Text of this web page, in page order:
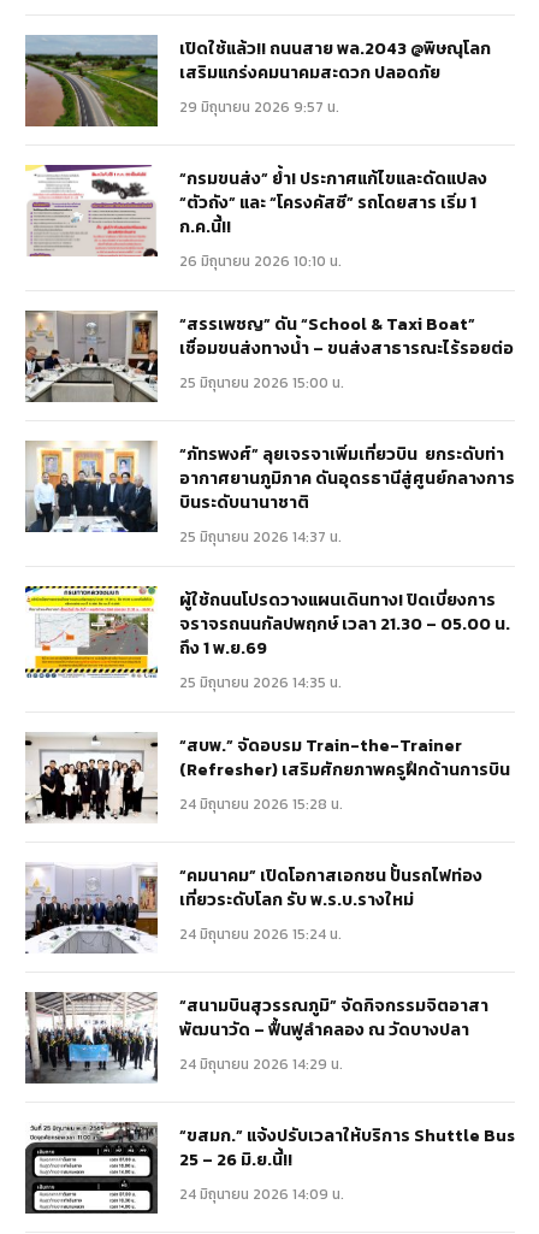
เปิดใช้แล้ว!! ถนนสาย พล.2043 @พิษณุโลก
เสริมแกร่งคมนาคมสะดวก ปลอดภัย
29 มิถุนายน 2026 9:57 น.
“กรมขนส่ง” ย้ำ! ประกาศแก้ไขและดัดแปลง
“ตัวถัง” และ “โครงคัสซี” รถโดยสาร เริ่ม 1
ก.ค.นี้!!
26 มิถุนายน 2026 10:10 น.
“สรรเพชญ” ดัน “School & Taxi Boat”
เชื่อมขนส่งทางน้ำ – ขนส่งสาธารณะไร้รอยต่อ
25 มิถุนายน 2026 15:00 น.
“ภัทรพงศ์” ลุยเจรจาเพิ่มเที่ยวบิน ยกระดับท่า
อากาศยานภูมิภาค ดันอุดรธานีสู่ศูนย์กลางการ
บินระดับนานาชาติ
25 มิถุนายน 2026 14:37 น.
ผู้ใช้ถนนโปรดวางแผนเดินทาง! ปิดเบี่ยงการ
จราจรถนนกัลปพฤกษ์ เวลา 21.30 – 05.00 น.
ถึง 1 พ.ย.69
25 มิถุนายน 2026 14:35 น.
“สบพ.” จัดอบรม Train-the-Trainer
(Refresher) เสริมศักยภาพครูฝึกด้านการบิน
24 มิถุนายน 2026 15:28 น.
“คมนาคม” เปิดโอกาสเอกชน ปั้นรถไฟท่อง
เที่ยวระดับโลก รับ พ.ร.บ.รางใหม่
24 มิถุนายน 2026 15:24 น.
“สนามบินสุวรรณภูมิ” จัดกิจกรรมจิตอาสา
พัฒนาวัด – ฟื้นฟูลำคลอง ณ วัดบางปลา
24 มิถุนายน 2026 14:29 น.
“ขสมก.” แจ้งปรับเวลาให้บริการ Shuttle Bus
25 – 26 มิ.ย.นี้!!
24 มิถุนายน 2026 14:09 น.